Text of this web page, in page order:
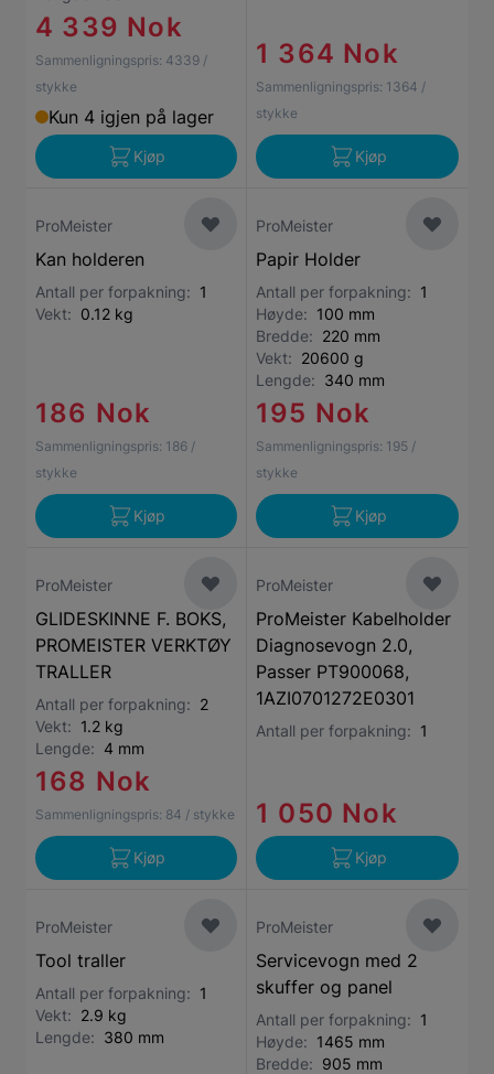
4 339 Nok
Sammenligningspris: 4339 /
stykke
Kun 4 igjen på lager
Kjøp
1 364 Nok
Sammenligningspris: 1364 /
stykke
Kjøp
ProMeister
Kan holderen
Antall per forpakning: 1
Vekt: 0.12 kg
186 Nok
Sammenligningspris: 186 /
stykke
Kjøp
ProMeister
Papir Holder
Antall per forpakning: 1
Høyde: 100 mm
Bredde: 220 mm
Vekt: 20600 g
Lengde: 340 mm
195 Nok
Sammenligningspris: 195 /
stykke
Kjøp
ProMeister
GLIDESKINNE F. BOKS,
PROMEISTER VERKTØY
TRALLER
Antall per forpakning: 2
Vekt: 1.2 kg
Lengde: 4 mm
168 Nok
Sammenligningspris: 84 / stykke
Kjøp
ProMeister
ProMeister Kabelholder
Diagnosevogn 2.0,
Passer PT900068,
1AZI0701272E0301
Antall per forpakning: 1
1 050 Nok
Kjøp
ProMeister
Tool traller
Antall per forpakning: 1
Vekt: 2.9 kg
Lengde: 380 mm
ProMeister
Servicevogn med 2
skuffer og panel
Antall per forpakning: 1
Høyde: 1465 mm
Bredde: 905 mm